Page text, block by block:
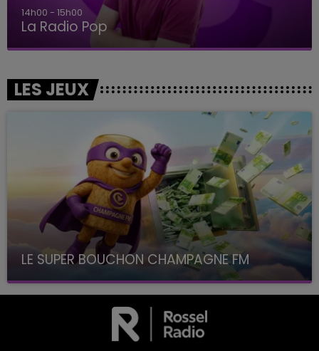
14h00 - 15h00
La Radio Pop
LES JEUX
LE SUPER BOUCHON CHAMPAGNE FM
avec La Famille Champagne FM, à 8H10